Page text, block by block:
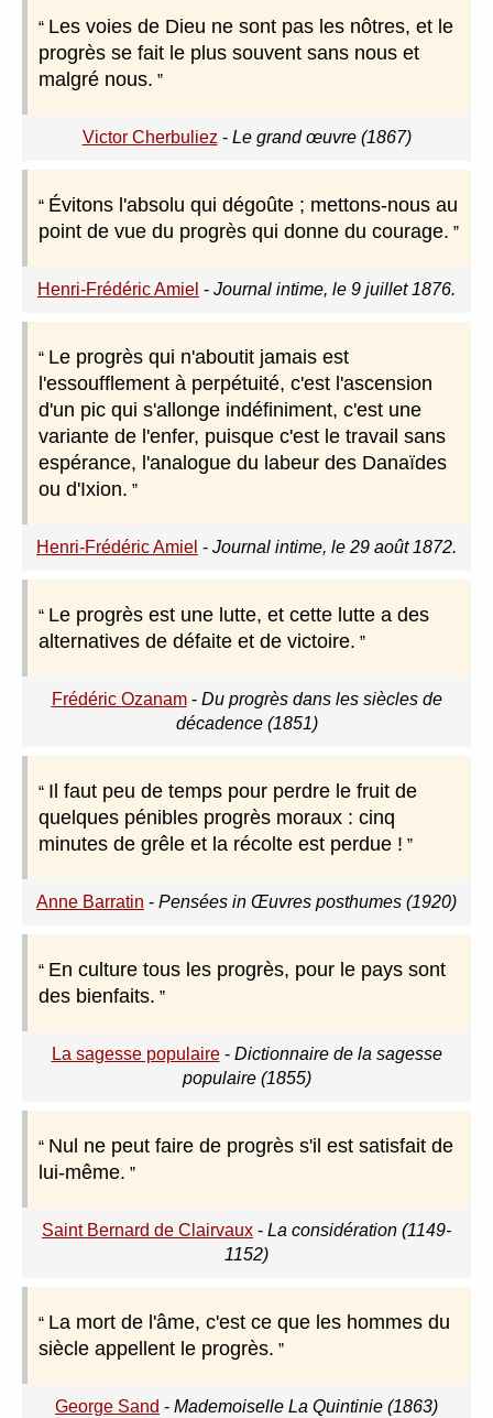
Les voies de Dieu ne sont pas les nôtres, et le
progrès se fait le plus souvent sans nous et
malgré nous.
Victor Cherbuliez - Le grand œuvre (1867)
Évitons l'absolu qui dégoûte ; mettons-nous au
point de vue du progrès qui donne du courage.
Henri-Frédéric Amiel - Journal intime, le 9 juillet 1876.
Le progrès qui n'aboutit jamais est
l'essoufflement à perpétuité, c'est l'ascension
d'un pic qui s'allonge indéfiniment, c'est une
variante de l'enfer, puisque c'est le travail sans
espérance, l'analogue du labeur des Danaïdes
ou d'Ixion.
Henri-Frédéric Amiel - Journal intime, le 29 août 1872.
Le progrès est une lutte, et cette lutte a des
alternatives de défaite et de victoire.
Frédéric Ozanam- Du progrès dans les siècles de
décadence (1851)
Il faut peu de temps pour perdre le fruit de
quelques pénibles progrès moraux : cinq
minutes de grêle et la récolte est perdue !
Anne Barratin - Pensées in Œuvres posthumes (1920)
En culture tous les progrès, pour le pays sont
des bienfaits.
La sagesse populaire- Dictionnaire de la sagesse
populaire (1855)
Nul ne peut faire de progrès s'il est satisfait de
lui-même.
Saint Bernard de Clairvaux - La considération (1149-
1152)
La mort de l'âme, c'est ce que les hommes du
siècle appellent le progrès.
George Sand - Mademoiselle La Quintinie (1863)